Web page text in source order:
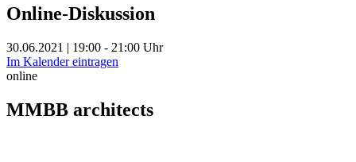
Online-Diskussion
30.06.2021 | 19:00 - 21:00 Uhr
Im Kalender eintragen
online
MMBB architects